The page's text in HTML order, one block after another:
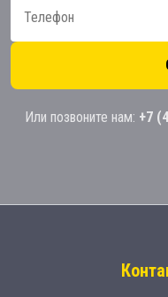
Или позвоните нам: +7